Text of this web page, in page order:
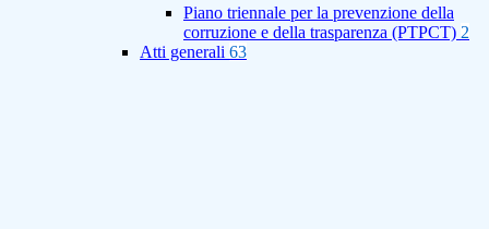
Piano triennale per la prevenzione della
corruzione e della trasparenza (PTPCT) 2
Atti generali 63